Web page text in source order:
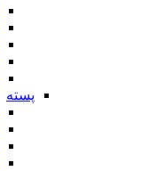
پسته